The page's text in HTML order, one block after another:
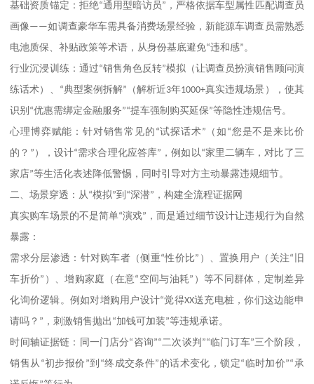
基础资质锚定：拒绝“通用型暗访员” ，严格依据车型属性匹配调查员
画像——如调查豪华车需具备消费场景经验，新能源车调查员需熟悉
电池质保、补贴政策等术语，从身份基底避免“违和感”。
行业沉浸训练：通过“销售角色反转”模拟（让调查员扮演销售顾问演
练话术）、 “典型案例拆解” （解析近3年1000+真实违规场景），使其
识别 “优惠需绑定金融服务”“提车强制购买延保”等隐性违规信号。
心理博弈赋能：针对销售常见的 “试探话术” （如 “您是不是来比价
的？ ” ），设计“需求合理化应答库” ，例如以“家里二辆车，对比了三
家店”等生活化表述降低警惕，同时引导对方主动暴露违规细节。
二、场景穿透：从“模拟”到 “深潜” ，构建全流程证据网
真实购车场景的不是简单“演戏” ，而是通过细节设计让违规行为自然
暴露：
需求分层渗透：针对购车者（侧重“性价比” ）、置换用户（关注“ 旧
车折价” ）、增购家庭（在意“ 空间与油耗” ）等不同群体，定制差异
化询价逻辑。例如对增购用户设计“觉得XX送充电桩，你们这边能申
请吗？ ” ，刺激销售抛出 “加钱可加装”等违规承诺。
时间轴证据链：同一门店分“ 咨询 ”“二次谈判 ”“临门订车”三个阶段，
销售从“初步报价 ”到 “终成交条件” 的话术变化，锁定“临时加价”“承